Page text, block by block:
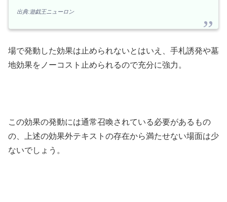
出典:遊戯王ニューロン
場で発動した効果は止められないとはいえ、手札誘発や墓
地効果をノーコスト止められるので充分に強力。
この効果の発動には通常召喚されている必要があるもの
の、上述の効果外テキストの存在から満たせない場面は少
ないでしょう。